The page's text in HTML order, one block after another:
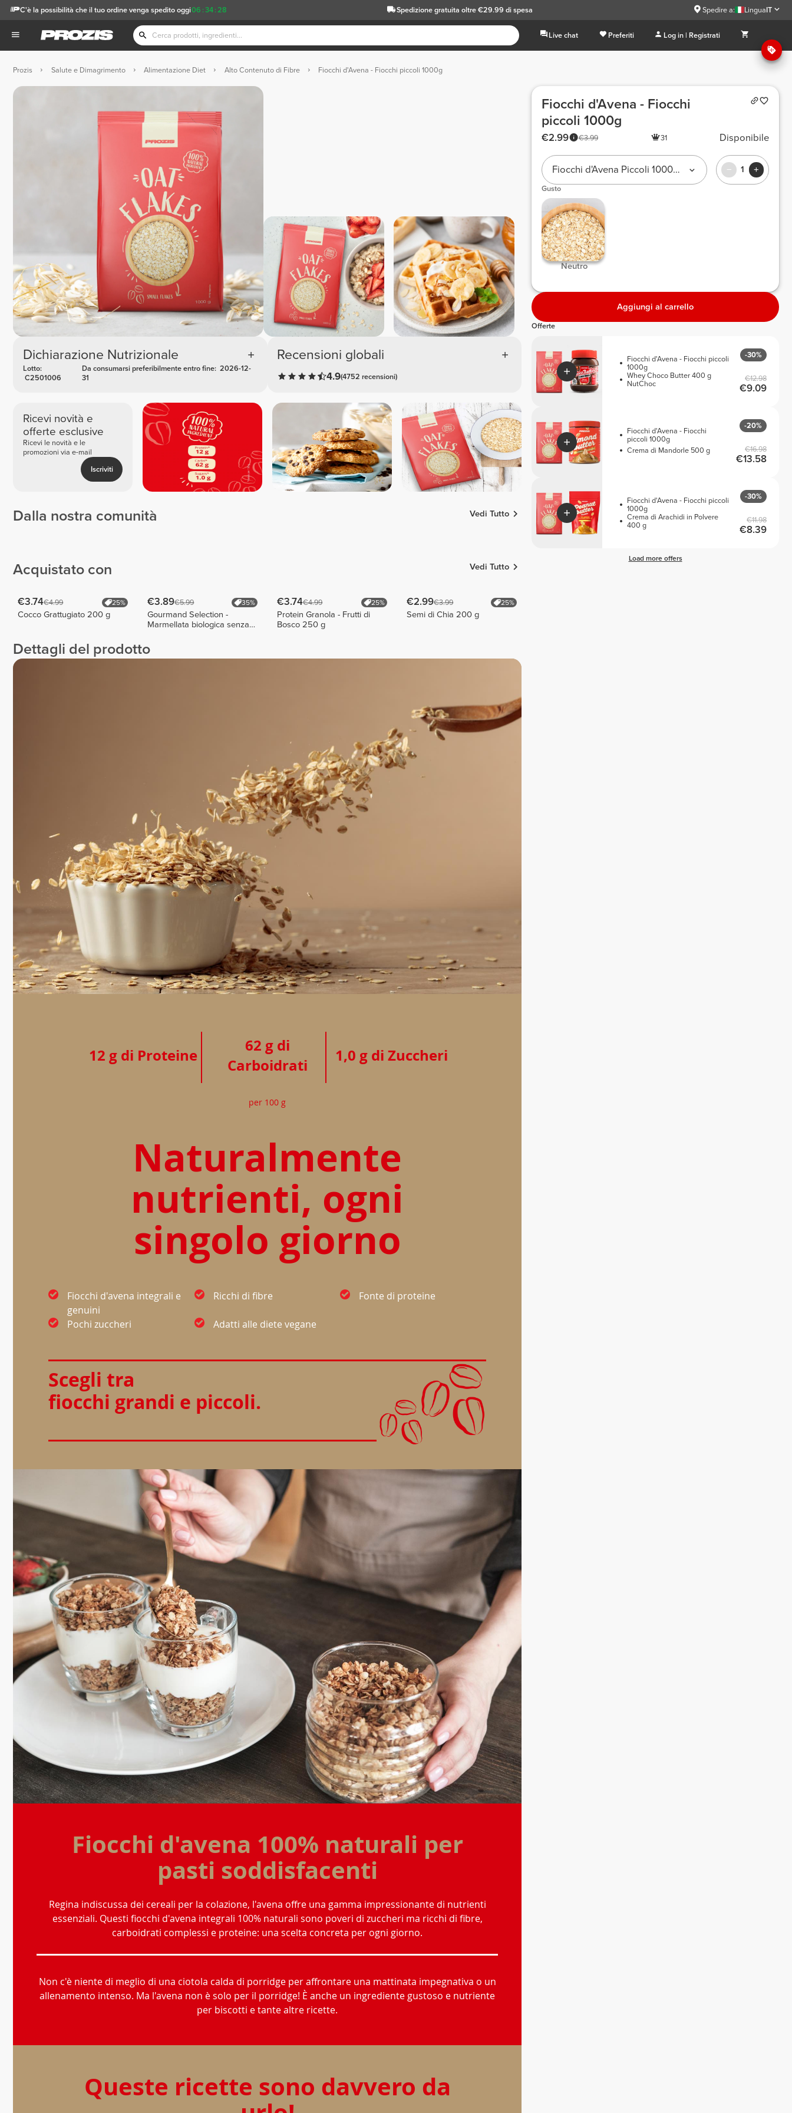
06 :34 :26
C'è la possibilità che il tuo ordine venga spedito oggi Spedizione gratuita oltre €29.99 di spesa Spedire a: LinguaIT
Live chat Preferiti Log in | Registrati
Prozis Salute e Dimagrimento Alimentazione Diet Alto Contenuto di Fibre Fiocchi d'Avena - Fiocchi piccoli 1000g
Dichiarazione Nutrizionale
Lotto:
C2501006
Da consumarsi preferibilmente entro fine: 2026-12-
31
Recensioni globali
4.9(4752 recensioni)
Ricevi novità e
offerte esclusive
Ricevi le novità e le
promozioni via e-mail
Iscriviti
Dalla nostra comunità Vedi Tutto
7
Acquistato con Vedi Tutto
€3.74€4.99 25%
Cocco Grattugiato 200 g
€3.89€5.99 35%
Gourmand Selection -
Marmellata biologica senza
€3.74€4.99 25%
Protein Granola - Frutti di
Bosco 250 g
€2.99€3.99 25%
Semi di Chia 200 g
Dettagli del prodotto
12 g di Proteine
62 g di
Carboidrati
1,0 g di Zuccheri
per 100 g
Naturalmente
nutrienti, ogni
singolo giorno
Fiocchi d'avena integrali e
genuini
Ricchi di fibre Fonte di proteine
Pochi zuccheri Adatti alle diete vegane
Scegli tra
fiocchi grandi e piccoli.
Fiocchi d'avena 100% naturali per
pasti soddisfacenti
Regina indiscussa dei cereali per la colazione, l'avena offre una gamma impressionante di nutrienti
essenziali. Questi fiocchi d'avena integrali 100% naturali sono poveri di zuccheri ma ricchi di fibre,
carboidrati complessi e proteine: una scelta concreta per ogni giorno.
Non c'è niente di meglio di una ciotola calda di porridge per affrontare una mattinata impegnativa o un
allenamento intenso. Ma l'avena non è solo per il porridge! È anche un ingrediente gustoso e nutriente
per biscotti e tante altre ricette.
Queste ricette sono davvero da
Fiocchi d'Avena - Fiocchi
piccoli 1000g
€3.99
€2.99 31 Disponibile
Fiocchi d'Avena Piccoli 1000 g 1
Gusto
Neutro
Aggiungi al carrello
Offerte
Fiocchi d'Avena - Fiocchi piccoli
1000g
Whey Choco Butter 400 g
NutChoc
-30%
€12.98
€9.09
Fiocchi d'Avena - Fiocchi
piccoli 1000g
Crema di Mandorle 500 g
-20%
€16.98
€13.58
Fiocchi d'Avena - Fiocchi piccoli
1000g
Crema di Arachidi in Polvere
400 g
-30%
€11.98
€8.39
Load more offers